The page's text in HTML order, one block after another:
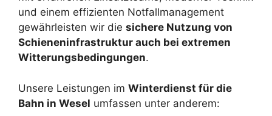
und einem effizienten Notfallmanagement
gewährleisten wir die sichere Nutzung von
Schieneninfrastruktur auch bei extremen
Witterungsbedingungen.
Unsere Leistungen im Winterdienst für die
Bahn in Wesel umfassen unter anderem: